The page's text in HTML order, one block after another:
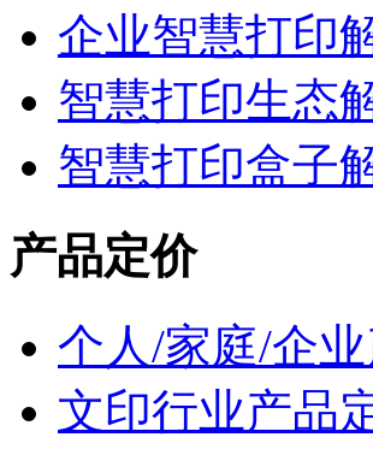
企业智慧打印
智慧打印生态
智慧打印盒子
产品定价
个人/家庭/企
文印行业产品